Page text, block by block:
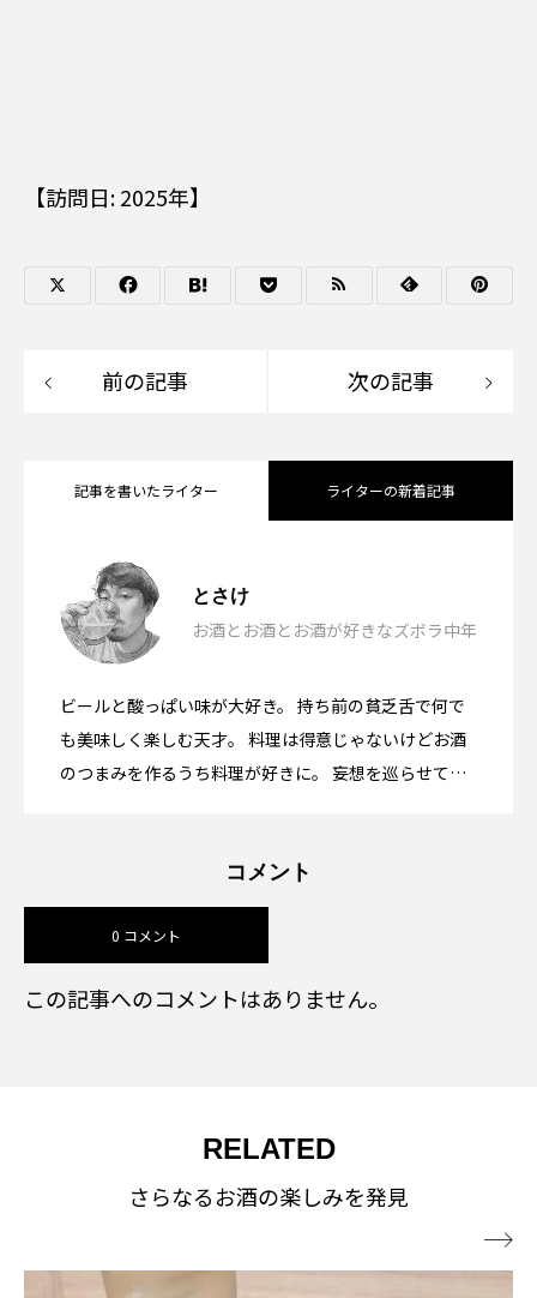
【訪問日: 2025年】
前の記事 次の記事
記事を書いたライター ライターの新着記事
とさけ
お酒とお酒とお酒が好きなズボラ中年
ビールと酸っぱい味が大好き。 持ち前の貧乏舌で何で
も美味しく楽しむ天才。 料理は得意じゃないけどお酒
のつまみを作るうち料理が好きに。 妄想を巡らせて人
2026.08.06
2026.07.17
イ恵比寿本店」東京都目黒
2026.07.05 宮崎地鶏のもも焼きとたたき
コメント
0 コメント
この記事へのコメントはありません。
RELATED
さらなるお酒の楽しみを発見
